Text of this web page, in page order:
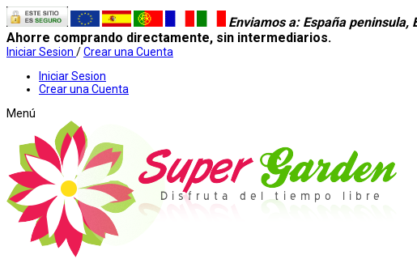
Enviamos a: España peninsula,
Ahorre comprando directamente, sin intermediarios.
Iniciar Sesion /Crear una Cuenta
Iniciar Sesion
Crear una Cuenta
Menú